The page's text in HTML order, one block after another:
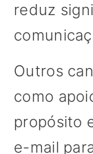
reduz
Outros
como
propósito
e-mail